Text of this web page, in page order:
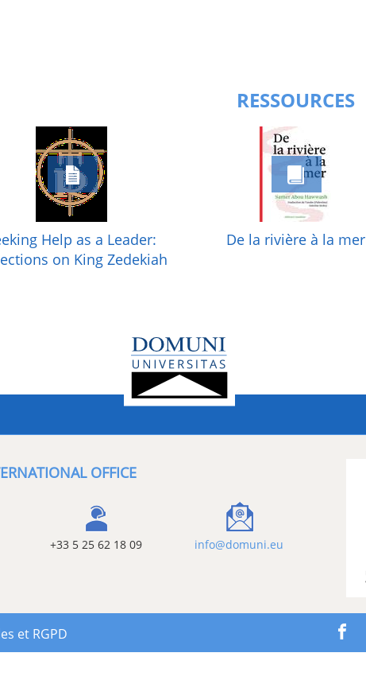
RESSOURCES
Help as a Leader:
on King Zedekiah
De la rivière à la mer
OFFICE
+33 5 25 62 18 09 info@domuni.eu
et RGPD